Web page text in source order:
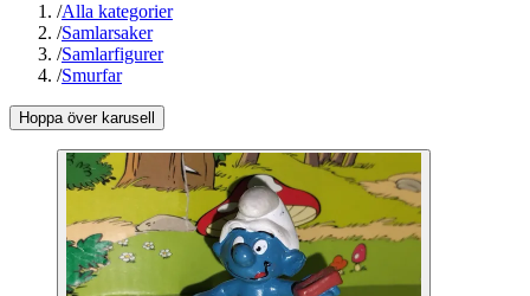
/Alla kategorier
/Samlarsaker
/Samlarfigurer
/Smurfar
Hoppa över karusell